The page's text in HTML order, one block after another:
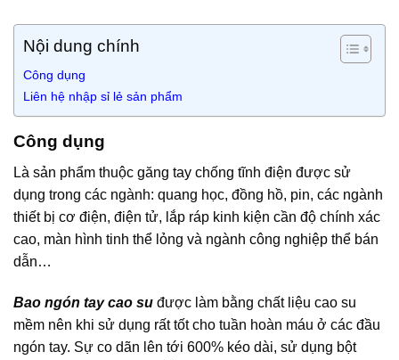
Nội dung chính
Công dụng
Liên hệ nhập sỉ lẻ sản phẩm
Công dụng
Là sản phẩm thuộc găng tay chống tĩnh điện được sử
dụng trong các ngành: quang học, đồng hồ, pin, các ngành
thiết bị cơ điện, điện tử, lắp ráp kinh kiện cần độ chính xác
cao, màn hình tinh thể lỏng và ngành công nghiệp thể bán
dẫn…
Bao ngón tay cao su được làm bằng chất liệu cao su
mềm nên khi sử dụng rất tốt cho tuần hoàn máu ở các đầu
ngón tay. Sự co dãn lên tới 600% kéo dài, sử dụng bột